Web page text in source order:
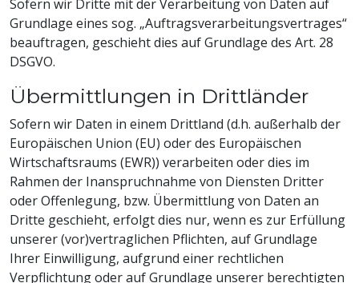
Sofern wir Dritte mit der Verarbeitung von Daten auf
Grundlage eines sog. „Auftragsverarbeitungsvertrages“
beauftragen, geschieht dies auf Grundlage des Art. 28
DSGVO.
Übermittlungen in Drittländer
Sofern wir Daten in einem Drittland (d.h. außerhalb der
Europäischen Union (EU) oder des Europäischen
Wirtschaftsraums (EWR)) verarbeiten oder dies im
Rahmen der Inanspruchnahme von Diensten Dritter
oder Offenlegung, bzw. Übermittlung von Daten an
Dritte geschieht, erfolgt dies nur, wenn es zur Erfüllung
unserer (vor)vertraglichen Pflichten, auf Grundlage
Ihrer Einwilligung, aufgrund einer rechtlichen
Verpflichtung oder auf Grundlage unserer berechtigten